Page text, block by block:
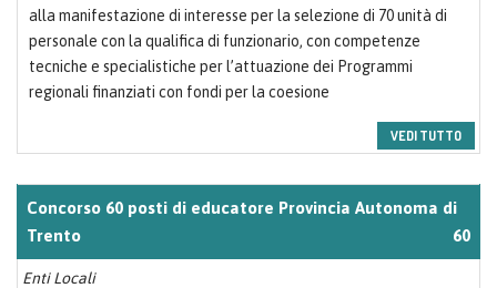
alla manifestazione di interesse per la selezione di 70 unità di
personale con la qualifica di funzionario, con competenze
tecniche e specialistiche per l’attuazione dei Programmi
regionali finanziati con fondi per la coesione
VEDI TUTTO
Concorso 60 posti di educatore Provincia Autonoma di
Trento
60
Enti Locali